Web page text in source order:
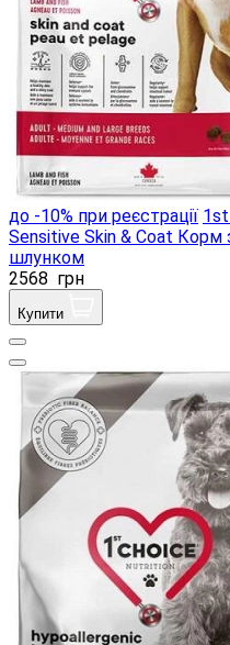
до -10% при реєстрації
Sensitive Skin & Coat Корм
шлунком
2568 грн
Купити